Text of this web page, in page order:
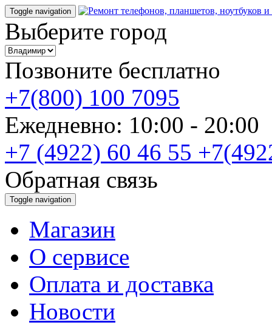
Toggle navigation
Выберите город
Позвоните бесплатно
+7(800) 100 7095
Ежедневно: 10:00 -
+7 (4922) 60 46 55
Обратная связь
Toggle navigation
Магазин
О cервисе
Оплата и доставка
Новости